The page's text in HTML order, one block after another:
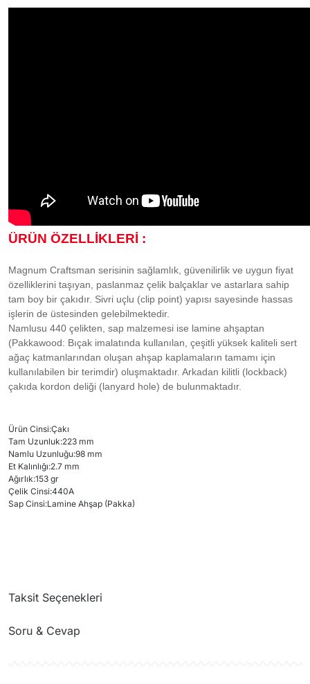
ÜRÜN ÖZELLİKLERİ :
Magnum Craftsman serisinin sağlamlık, güvenilirlik ve uygun fiyat
özelliklerini taşıyan, paslanmaz çelik balçaklar ve astarlara sahip
tam boy bir çakıdır. Sivri uçlu (clip point) yapısı sayesinde hassas
işlerin de üstesinden gelebilmektedir.
Namlusu 440 çelikten, sap malzemesi ise lamine ahşaptan
(Pakkawood: Bıçak imalatında kullanılan, çeşitli yüksek kaliteli sert
ağaç katmanlarından oluşan ahşap kaplamaların tamamı için
kullanılabilen bir terimdir) oluşmaktadır. Arkadan kilitli (lockback)
çakıda kordon deliği (lanyard hole) de bulunmaktadır.
Ürün Cinsi:Çakı
Tam Uzunluk:223 mm
Namlu Uzunluğu:98 mm
Et Kalınlığı:2.7 mm
Ağırlık:153 gr
Çelik Cinsi:440A
Sap Cinsi:Lamine Ahşap (Pakka)
Taksit Seçenekleri
Soru & Cevap